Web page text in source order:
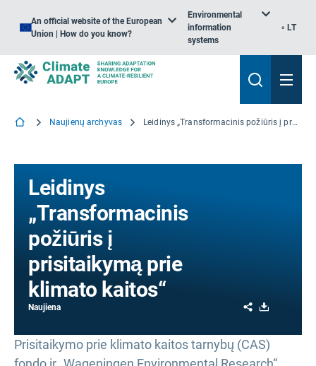
An official website of the European
Union | How do you know?
Environmental
information
systems
LT
Naujienų archyvas Leidinys „Transformacinis požiūris į prisitaikymą prie klimato kaitos“
Leidinys
„Transformacinis
požiūris į
prisitaikymą prie
klimato kaitos“
Naujiena Share
Prisitaikymo prie klimato kaitos tarnybų (CAS)